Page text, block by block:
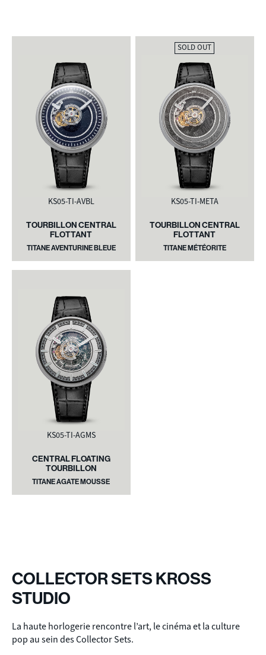
KS05-TI-AVBL
TOURBILLON CENTRAL
FLOTTANT
TITANE AVENTURINE BLEUE
KS05-TI-AVBK
TOURBILLON CENTRAL
FLOTTANT
TITANE AVENTURINE NOIRE
SOLD OUT
KS05-TI-META
TOURBILLON CENTRAL
FLOTTANT
TITANE MÉTÉORITE
KS05-TI-AGMS
CENTRAL FLOATING
TOURBILLON
TITANE AGATE MOUSSE
COLLECTOR SETS KROSS
STUDIO
La haute horlogerie rencontre l’art, le cinéma et la culture
pop au sein des Collector Sets.